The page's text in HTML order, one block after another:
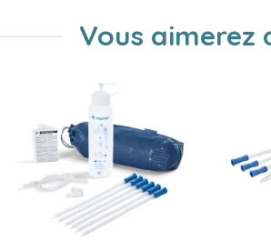
Vous aimerez